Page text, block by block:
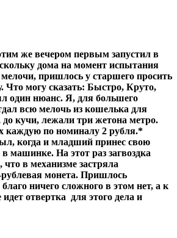
же вечером первым запустил в
дома на момент испытания
пришлось у старшего просить
Что могу сказать: Быстро, Круто,
один нюанс. Я, для большего
всю мелочь из кошелька для
до кучи, лежали три жетона метро.
каждую по номиналу 2 рубля.*
когда и младший принес свою
машинке. На этот раз загвоздка
в механизме застряла
монета. Пришлось
ничего сложного в этом нет, а к
отвертка для этого дела и